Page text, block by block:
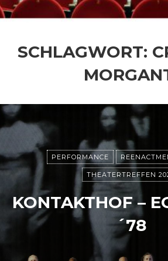
SCHLAGWORT:
PERFORMANCE
THEATERTREFFEN
KONTAKTHOF –
´78